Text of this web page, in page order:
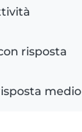
risposta
medio